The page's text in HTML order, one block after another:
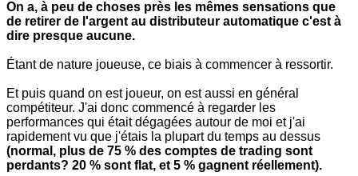
On a, à peu de choses près les mêmes sensations que
de retirer de l'argent au distributeur automatique c'est à
dire presque aucune.
Étant de nature joueuse, ce biais à commencer à ressortir.
Et puis quand on est joueur, on est aussi en général
compétiteur. J'ai donc commencé à regarder les
performances qui était dégagées autour de moi et j'ai
rapidement vu que j'étais la plupart du temps au dessus
(normal, plus de 75 % des comptes de trading sont
perdants? 20 % sont flat, et 5 % gagnent réellement).